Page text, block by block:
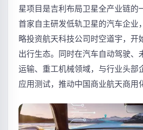
星项目是吉利布局卫星全产业链的
首家自主研发低轨卫星的汽车企业
略投资航天科技公司时空道宇，开
出行生态。同时在汽车自动驾驶、
运输、重工机械领域，与行业头部
应用测试，推动中国商业航天商用